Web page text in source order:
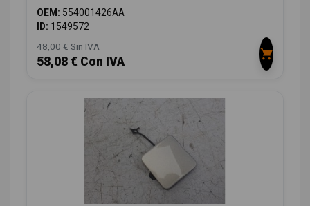
OEM: 554001426AA
ID: 1549572
48,00 € Sin IVA
58,08 € Con IVA